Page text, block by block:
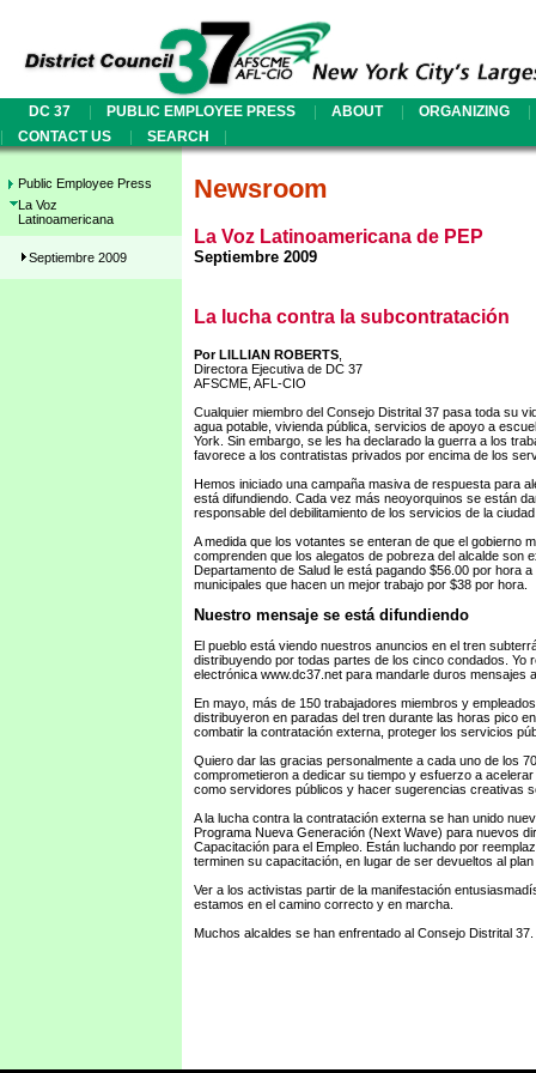
DC 37 | PUBLIC EMPLOYEE PRESS | ABOUT | ORGANIZING
|
|
CONTACT US | SEARCH |
Public Employee Press
La Voz
Latinoamericana
Septiembre 2009
Newsroom
La Voz Latinoamericana de PEP
Septiembre 2009
La lucha contra la subcontratación
Por LILLIAN ROBERTS
Directora Ejecutiva de DC 37
AFSCME, AFL-CIO
Cualquier miembro del Consejo Distrital 37 pasa toda su
agua potable, vivienda pública, servicios de apoyo a
York. Sin embargo, se les ha declarado la guerra a los
favorece a los contratistas privados por encima de los
Hemos iniciado una campaña masiva de respuesta para
está difundiendo. Cada vez más neoyorquinos se están
responsable del debilitamiento de los servicios de la
A medida que los votantes se enteran de que el gobierno
comprenden que los alegatos de pobreza del alcalde
Departamento de Salud le está pagando $56.00 por hora
municipales que hacen un mejor trabajo por $38 por hora.
Nuestro mensaje se está difundiendo
El pueblo está viendo nuestros anuncios en el tren
distribuyendo por todas partes de los cinco condados.
electrónica www.dc37.net para mandarle duros mensajes
En mayo, más de 150 trabajadores miembros y
distribuyeron en paradas del tren durante las horas pico
combatir la contratación externa, proteger los servicios
Quiero dar las gracias personalmente a cada uno de los
comprometieron a dedicar su tiempo y esfuerzo a
como servidores públicos y hacer sugerencias creativas
A la lucha contra la contratación externa se han unido
Programa Nueva Generación (Next Wave) para nuevos
Capacitación para el Empleo. Están luchando por
terminen su capacitación, en lugar de ser devueltos al
Ver a los activistas partir de la manifestación
estamos en el camino correcto y en marcha.
Muchos alcaldes se han enfrentado al Consejo Distrital